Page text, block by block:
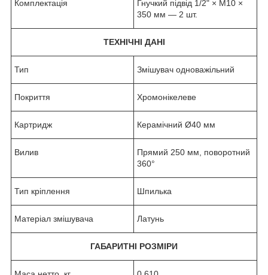
Комплектація
Гнучкий підвід 1/2" × M10 ×
350 мм — 2 шт.
ТЕХНІЧНІ ДАНІ
Тип Змішувач одноважільний
Покриття Хромонікелеве
Картридж Керамічний Ø40 мм
Вилив
Прямий 250 мм, поворотний
360°
Тип кріплення Шпилька
Матеріал змішувача Латунь
ГАБАРИТНІ РОЗМІРИ